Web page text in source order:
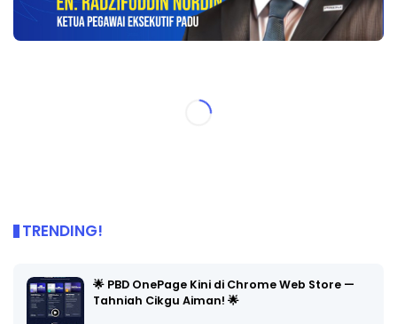
TRENDING!
🌟 PBD OnePage Kini di Chrome Web Store —
Tahniah Cikgu Aiman! 🌟